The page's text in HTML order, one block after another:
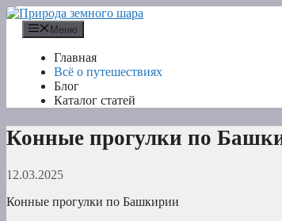
Перейти
содержимому
Меню
Главная
Всё о путешествиях
Блог
Каталог статей
Конные прогулки по
12.03.2025
Конные прогулки по Башкирии